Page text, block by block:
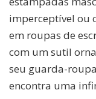
imperceptível ou
em roupas de
com um sutil
seu guarda-
encontra uma